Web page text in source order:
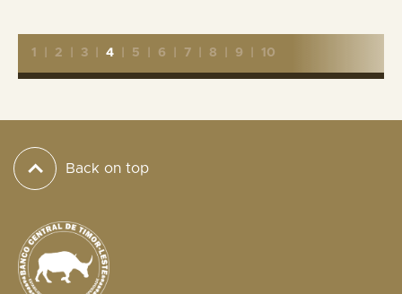
1 2 3 4 5 6 7 8 9 10
Back on top